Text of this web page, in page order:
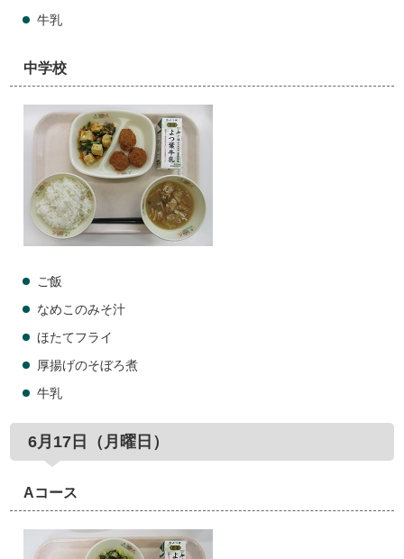
牛乳
中学校
ご飯
なめこのみそ汁
ほたてフライ
厚揚げのそぼろ煮
牛乳
6月17日（月曜日）
Aコース